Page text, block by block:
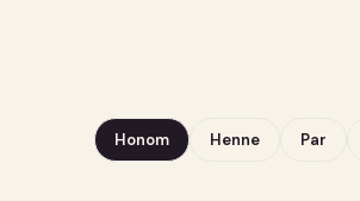
Honom Henne Par